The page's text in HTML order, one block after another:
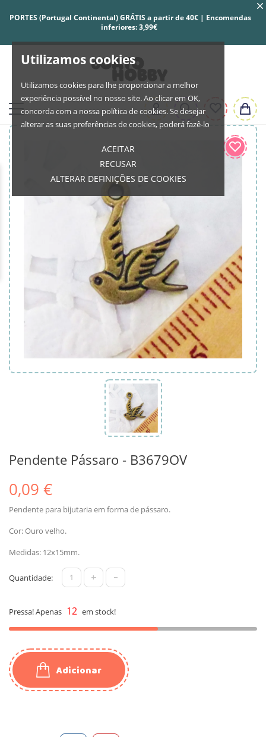
Utilizamos cookies
Utilizamos cookies para lhe proporcionar a melhor
experiência possível no nosso site. Ao clicar em OK,
concorda com a nossa política de cookies. Se desejar
alterar as suas preferências de cookies, poderá fazê-lo
ACEITAR
RECUSAR
ALTERAR DEFINIÇÕES DE COOKIES
PORTES (Portugal Continental) GRÁTIS a partir de 40€ | Encomendas
inferiores: 3,99€
Pendente Pássaro - B3679OV
0,09 €
Pendente para bijutaria em forma de pássaro.
Cor: Ouro velho.
Medidas: 12x15mm.
Quantidade: + -
Pressa! Apenas 12 em stock!
Adicionar